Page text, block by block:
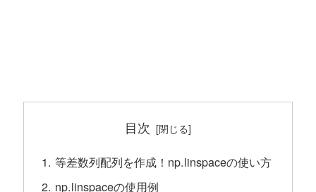
目次
等差数列配列を作成！np.linspaceの使い方
np.linspaceの使用例